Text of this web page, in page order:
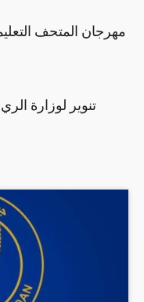
مهرجان المتحف
تنوير لوزارة